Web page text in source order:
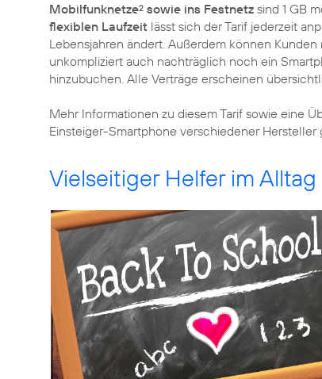
Mobilfunknetze2 sowie ins Festnetz sind 1 GB
flexiblen Laufzeit lässt sich der Tarif jederzeit
Lebensjahren ändert. Außerdem können
unkompliziert auch nachträglich noch ein
hinzubuchen. Alle Verträge erscheinen
Mehr Informationen zu diesem Tarif sowie eine
Einsteiger-Smartphone verschiedener Hersteller
Vielseitiger Helfer im Alltag